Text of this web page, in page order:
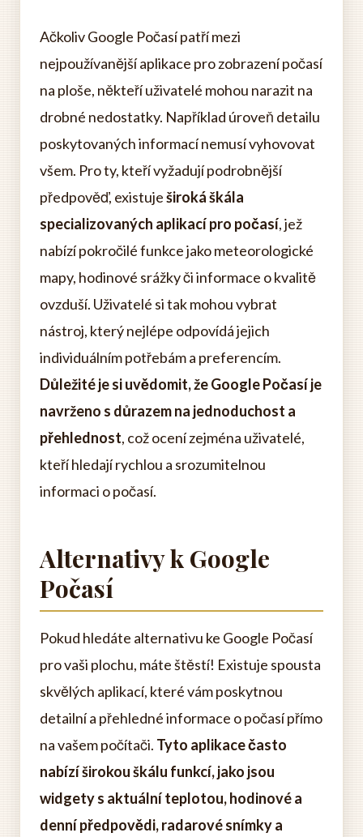
Ačkoliv Google Počasí patří mezi
nejpoužívanější aplikace pro zobrazení počasí
na ploše, někteří uživatelé mohou narazit na
drobné nedostatky. Například úroveň detailu
poskytovaných informací nemusí vyhovovat
všem. Pro ty, kteří vyžadují podrobnější
předpověď, existuješiroká škála
specializovaných aplikací pro počasí, jež
nabízí pokročilé funkce jako meteorologické
mapy, hodinové srážky či informace o kvalitě
ovzduší. Uživatelé si tak mohou vybrat
nástroj, který nejlépe odpovídá jejich
individuálním potřebám a preferencím.
Důležité je si uvědomit, že Google Počasí je
navrženo s důrazem na jednoduchost a
přehlednost, což ocení zejména uživatelé,
kteří hledají rychlou a srozumitelnou
informaci o počasí.
Alternativy k Google
Počasí
Pokud hledáte alternativu ke Google Počasí
pro vaši plochu, máte štěstí! Existuje spousta
skvělých aplikací, které vám poskytnou
detailní a přehledné informace o počasí přímo
na vašem počítači. Tyto aplikace často
nabízí širokou škálu funkcí, jako jsou
widgety s aktuální teplotou, hodinové a
denní předpovědi, radarové snímky a